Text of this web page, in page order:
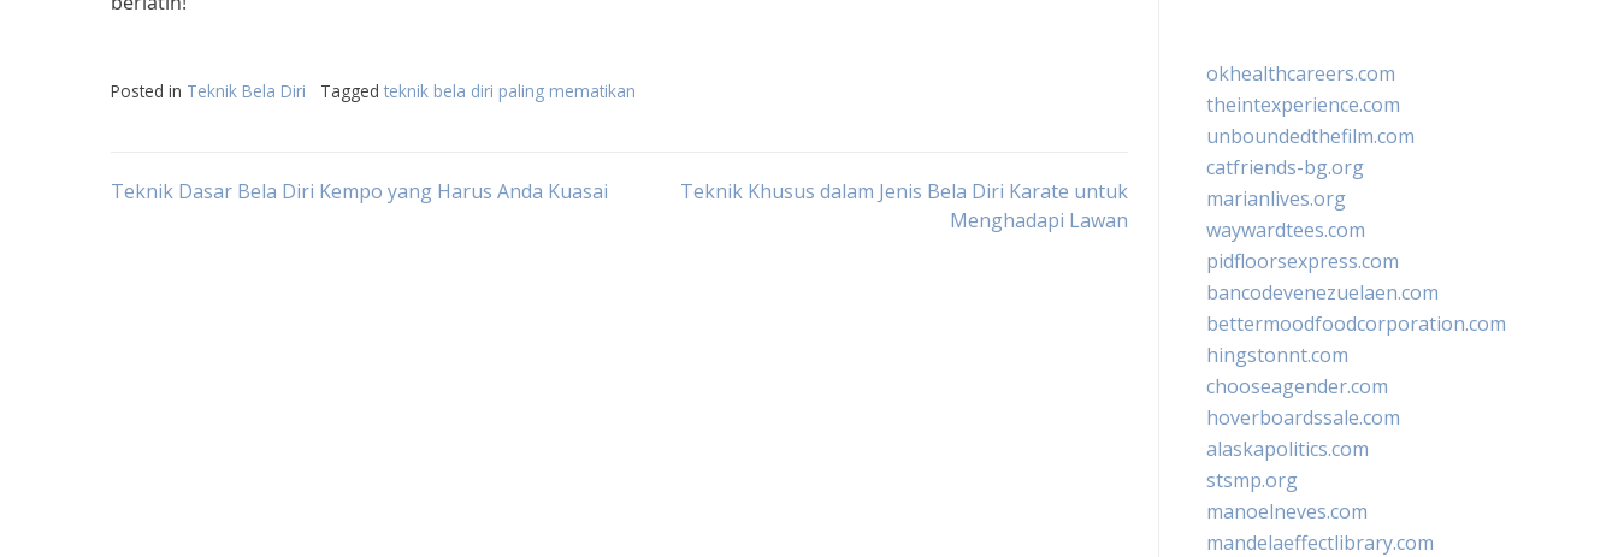
Posted in Teknik Bela Diri Tagged teknik bela diri paling mematikan
Post
Teknik Dasar Bela Diri Kempo yang Harus Anda Kuasai
Teknik Khusus dalam Jenis Bela Diri Karate untuk
Menghadapi Lawan
okhealthcareers.com
theintexperience.com
unboundedthefilm.com
catfriends-bg.org
marianlives.org
waywardtees.com
pidfloorsexpress.com
bancodevenezuelaen.com
bettermoodfoodcorporation.com
hingstonnt.com
chooseagender.com
hoverboardssale.com
alaskapolitics.com
stsmp.org
manoelneves.com
mandelaeffectlibrary.com